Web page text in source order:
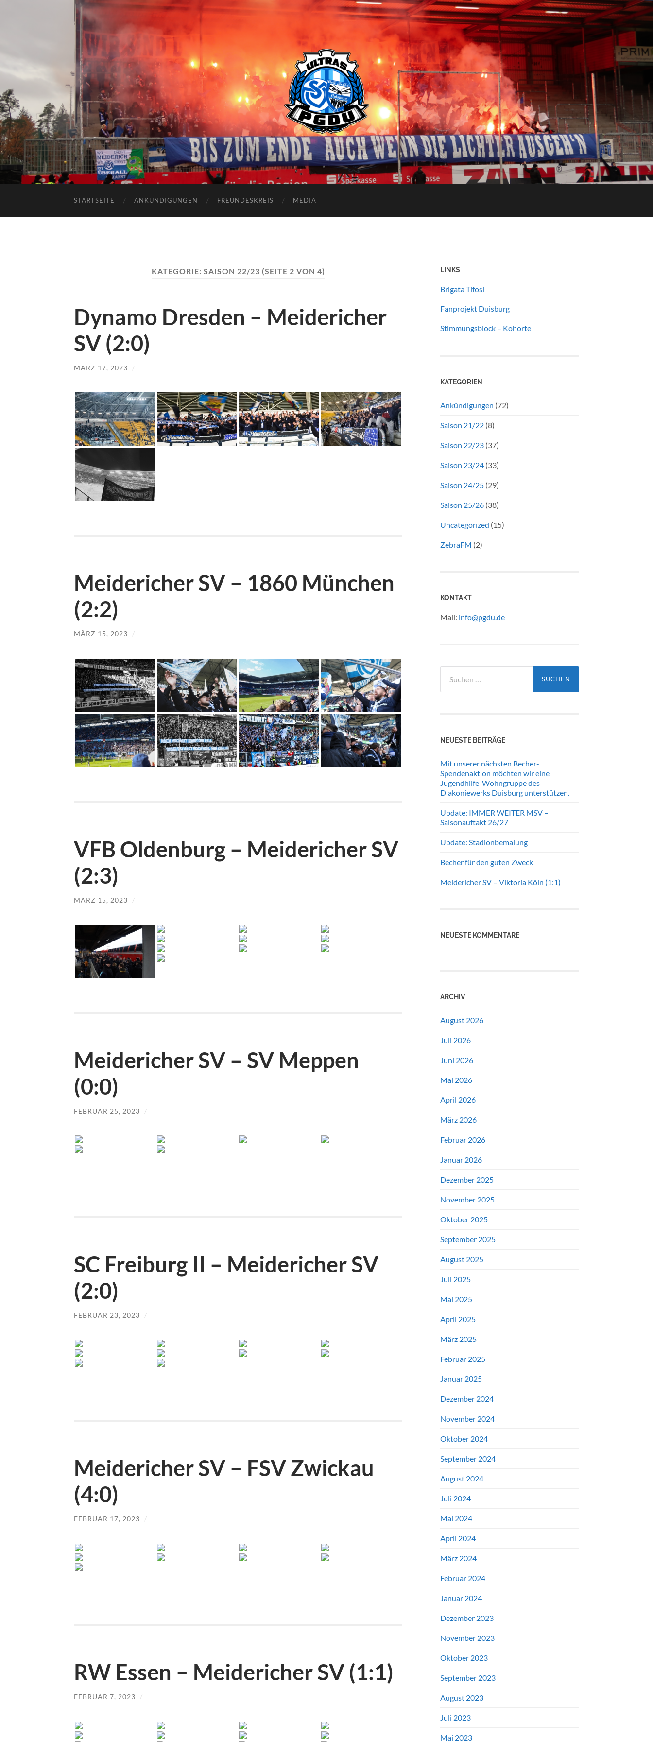
Proud
Generation
Duisburg
STARTSEITE ANKÜNDIGUNGEN FREUNDESKREIS MEDIA
KATEGORIE: SAISON 22/23 (SEITE 2 VON 4)
Dynamo Dresden – Meidericher
SV (2:0)
MÄRZ 17, 2023 /
Meidericher SV – 1860 München
(2:2)
MÄRZ 15, 2023 /
VFB Oldenburg – Meidericher SV
(2:3)
MÄRZ 15, 2023 /
Meidericher SV – SV Meppen
(0:0)
FEBRUAR 25, 2023 /
SC Freiburg II – Meidericher SV
(2:0)
FEBRUAR 23, 2023 /
Meidericher SV – FSV Zwickau
(4:0)
FEBRUAR 17, 2023 /
RW Essen – Meidericher SV (1:1)
FEBRUAR 7, 2023 /
LINKS
Brigata Tifosi
Fanprojekt Duisburg
Stimmungsblock – Kohorte
KATEGORIEN
Ankündigungen (72)
Saison 21/22 (8)
Saison 22/23 (37)
Saison 23/24 (33)
Saison 24/25 (29)
Saison 25/26 (38)
Uncategorized (15)
ZebraFM (2)
KONTAKT
Mail: info@pgdu.de
nach:
NEUESTE BEITRÄGE
Mit unserer nächsten Becher-
Spendenaktion möchten wir eine
Jugendhilfe-Wohngruppe des
Diakoniewerks Duisburg unterstützen.
Update: IMMER WEITER MSV –
Saisonauftakt 26/27
Update: Stadionbemalung
Becher für den guten Zweck
Meidericher SV – Viktoria Köln (1:1)
NEUESTE KOMMENTARE
ARCHIV
August 2026
Juli 2026
Juni 2026
Mai 2026
April 2026
März 2026
Februar 2026
Januar 2026
Dezember 2025
November 2025
Oktober 2025
September 2025
August 2025
Juli 2025
Mai 2025
April 2025
März 2025
Februar 2025
Januar 2025
Dezember 2024
November 2024
Oktober 2024
September 2024
August 2024
Juli 2024
Mai 2024
April 2024
März 2024
Februar 2024
Januar 2024
Dezember 2023
November 2023
Oktober 2023
September 2023
August 2023
Juli 2023
Mai 2023